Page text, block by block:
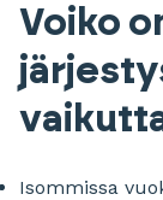
Voiko
Isommissa